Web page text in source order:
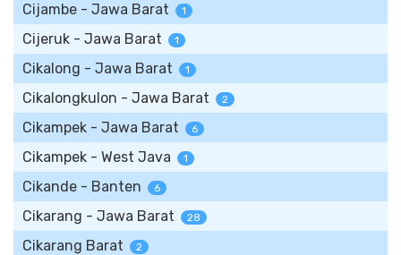
Cijambe - Jawa Barat 1
Cijeruk - Jawa Barat 1
Cikalong - Jawa Barat 1
Cikalongkulon - Jawa Barat 2
Cikampek - Jawa Barat 6
Cikampek - West Java 1
Cikande - Banten 6
Cikarang - Jawa Barat 28
Cikarang Barat 2